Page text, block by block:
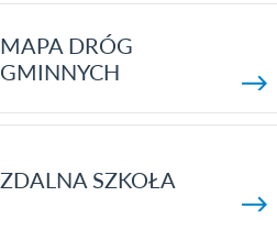
MAPA DRÓG
GMINNYCH
ZDALNA SZKOŁA